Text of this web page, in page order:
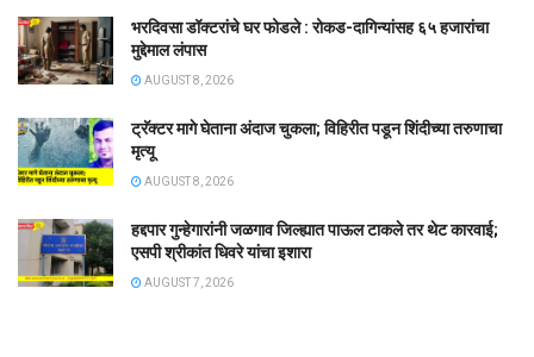
भरदिवसा डॉक्टरांचे घर फोडले : रोकड-दागिन्यांसह ६५ हजारांचा
मुद्देमाल लंपास
AUGUST 8, 2026
ट्रॅक्टर मागे घेताना अंदाज चुकला; विहिरीत पडून शिंदीच्या तरुणाचा
मृत्यू
AUGUST 8, 2026
हद्दपार गुन्हेगारांनी जळगाव जिल्ह्यात पाऊल टाकले तर थेट कारवाई;
एसपी श्रीकांत धिवरे यांचा इशारा
AUGUST 7, 2026